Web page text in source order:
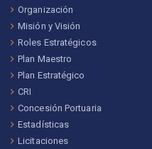
Organización
Misión y Visión
Roles Estratégicos
Plan Maestro
Plan Estratégico
CRI
Concesión Portuaria
Estadísticas
Licitaciones